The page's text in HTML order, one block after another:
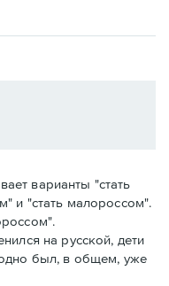
варианты "стать
и "стать малороссом".
на русской, дети
был, в общем, уже